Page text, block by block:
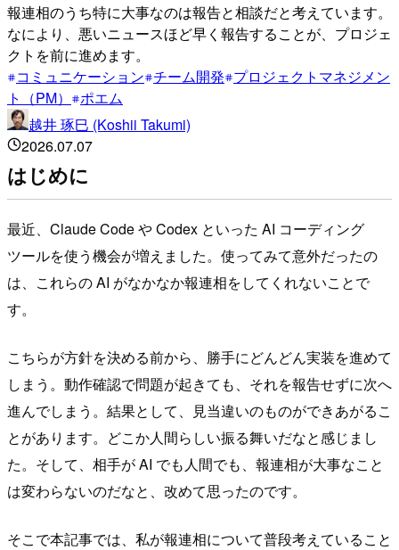
報連相のうち特に大事なのは報告と相談だと考えています。
なにより、悪いニュースほど早く報告することが、プロジェ
クトを前に進めます。
コミュニケーション チーム開発 プロジェクトマネジメン
ト（PM）
ポエム
越井 琢巳 (Koshii Takumi)
2026.07.07
はじめに
最近、Claude Code や Codex といった AI コーディング
ツールを使う機会が増えました。使ってみて意外だったの
は、これらの AI がなかなか報連相をしてくれないことで
す。
こちらが方針を決める前から、勝手にどんどん実装を進めて
しまう。動作確認で問題が起きても、それを報告せずに次へ
進んでしまう。結果として、見当違いのものができあがるこ
とがあります。どこか人間らしい振る舞いだなと感じまし
た。そして、相手が AI でも人間でも、報連相が大事なこと
は変わらないのだなと、改めて思ったのです。
そこで本記事では、私が報連相について普段考えていること